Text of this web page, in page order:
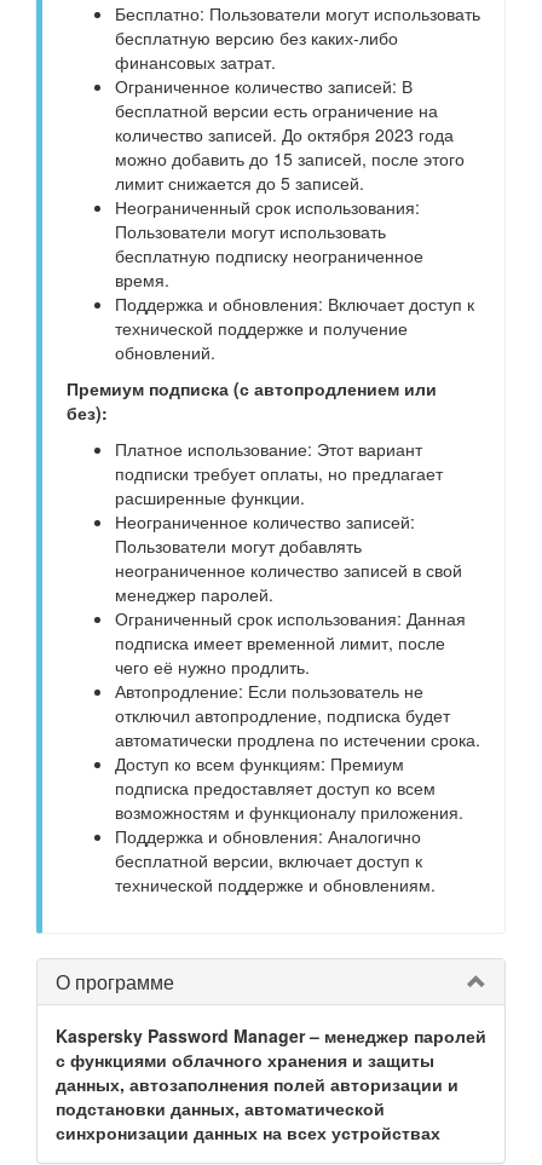
Бесплатно: Пользователи могут использовать
бесплатную версию без каких-либо
финансовых затрат.
Ограниченное количество записей: В
бесплатной версии есть ограничение на
количество записей. До октября 2023 года
можно добавить до 15 записей, после этого
лимит снижается до 5 записей.
Неограниченный срок использования:
Пользователи могут использовать
бесплатную подписку неограниченное
время.
Поддержка и обновления: Включает доступ к
технической поддержке и получение
обновлений.
Премиум подписка (с автопродлением или
без):
Платное использование: Этот вариант
подписки требует оплаты, но предлагает
расширенные функции.
Неограниченное количество записей:
Пользователи могут добавлять
неограниченное количество записей в свой
менеджер паролей.
Ограниченный срок использования: Данная
подписка имеет временной лимит, после
чего её нужно продлить.
Автопродление: Если пользователь не
отключил автопродление, подписка будет
автоматически продлена по истечении срока.
Доступ ко всем функциям: Премиум
подписка предоставляет доступ ко всем
возможностям и функционалу приложения.
Поддержка и обновления: Аналогично
бесплатной версии, включает доступ к
технической поддержке и обновлениям.
О программе
Kaspersky Password Manager – менеджер паролей
с функциями облачного хранения и защиты
данных, автозаполнения полей авторизации и
подстановки данных, автоматической
синхронизации данных на всех устройствах